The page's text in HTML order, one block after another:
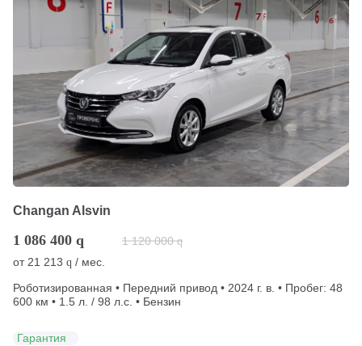
Changan Alsvin
1 086 400 q 1 120 000 q
от 21 213 q / мес.
Роботизированная • Передний привод • 2024 г. в. • Пробег: 48
600 км • 1.5 л. / 98 л.с. • Бензин
Гарантия